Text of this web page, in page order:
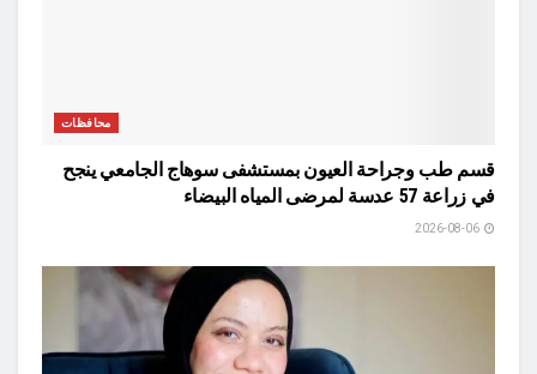
محافظات
قسم طب وجراحة العيون بمستشفى سوهاج الجامعي ينجح
في زراعة 57 عدسة لمرضى المياه البيضاء